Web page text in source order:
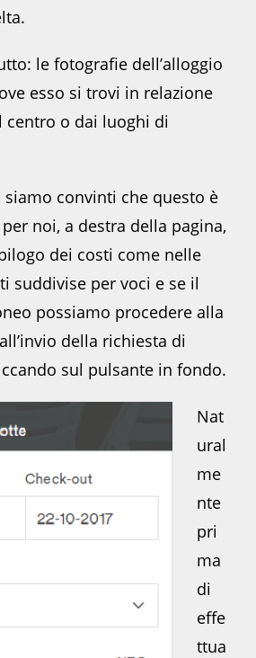
le fotografie dell’alloggio
esso si trovi in relazione
centro o dai luoghi di
siamo convinti che questo è
noi, a destra della pagina,
dei costi come nelle
suddivise per voci e se il
possiamo procedere alla
della richiesta di
sul pulsante in fondo.
Nat
ural
me
nte
pri
ma
di
effe
ttua